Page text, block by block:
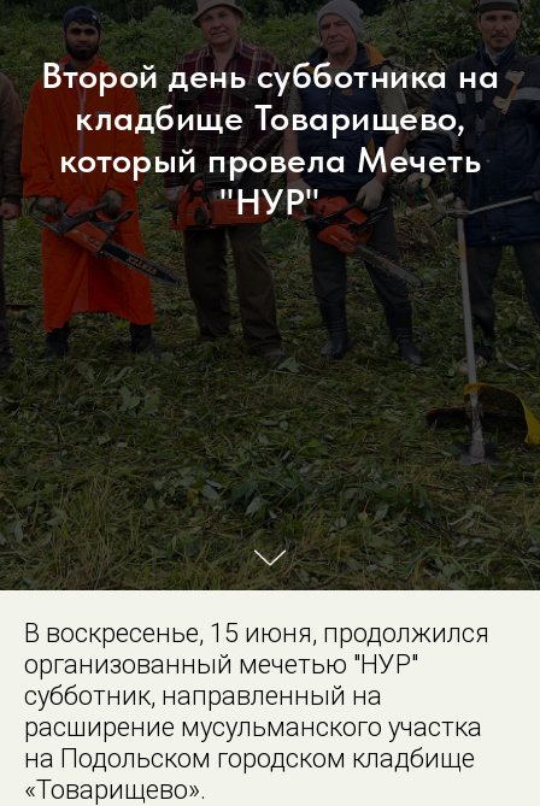
Второй день субботника на
кладбище Товарищево,
который провела Мечеть
"НУР"
В воскресенье, 15 июня, продолжился
организованный мечетью "НУР"
субботник, направленный на
расширение мусульманского участка
на Подольском городском кладбище
«Товарищево».